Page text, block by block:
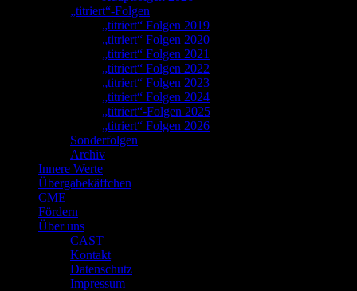
„titriert“-Folgen
„titriert“ Folgen 2019
„titriert“ Folgen 2020
„titriert“ Folgen 2021
„titriert“ Folgen 2022
„titriert“ Folgen 2023
„titriert“ Folgen 2024
„titriert“-Folgen 2025
„titriert“ Folgen 2026
Sonderfolgen
Archiv
Innere Werte
Übergabekäffchen
CME
Fördern
Über uns
CAST
Kontakt
Datenschutz
Impressum